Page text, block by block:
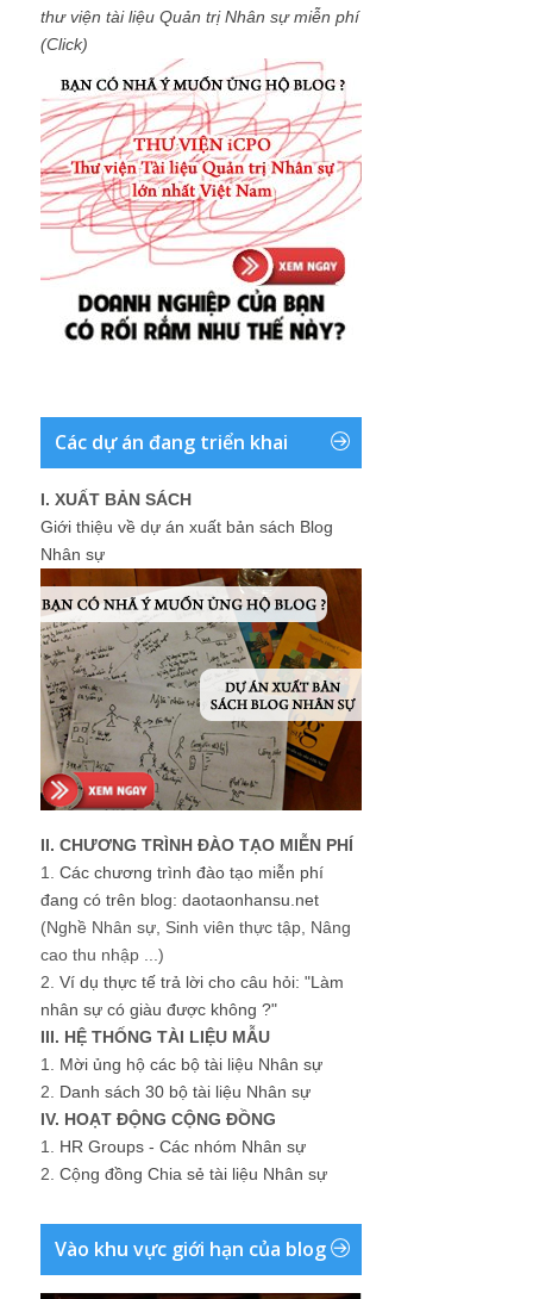
thư viện tài liệu Quản trị Nhân sự miễn phí
(Click)
Các dự án đang triển khai
I. XUẤT BẢN SÁCH
Giới thiệu về dự án xuất bản sách Blog
Nhân sự
II. CHƯƠNG TRÌNH ĐÀO TẠO MIỄN PHÍ
1. Các chương trình đào tạo miễn phí
đang có trên blog: daotaonhansu.net
(Nghề Nhân sự, Sinh viên thực tập, Nâng
cao thu nhập ...)
2. Ví dụ thực tế trả lời cho câu hỏi: "Làm
nhân sự có giàu được không ?"
III. HỆ THỐNG TÀI LIỆU MẪU
1. Mời ủng hộ các bộ tài liệu Nhân sự
2. Danh sách 30 bộ tài liệu Nhân sự
IV. HOẠT ĐỘNG CỘNG ĐỒNG
1. HR Groups - Các nhóm Nhân sự
2. Cộng đồng Chia sẻ tài liệu Nhân sự
Vào khu vực giới hạn của blog